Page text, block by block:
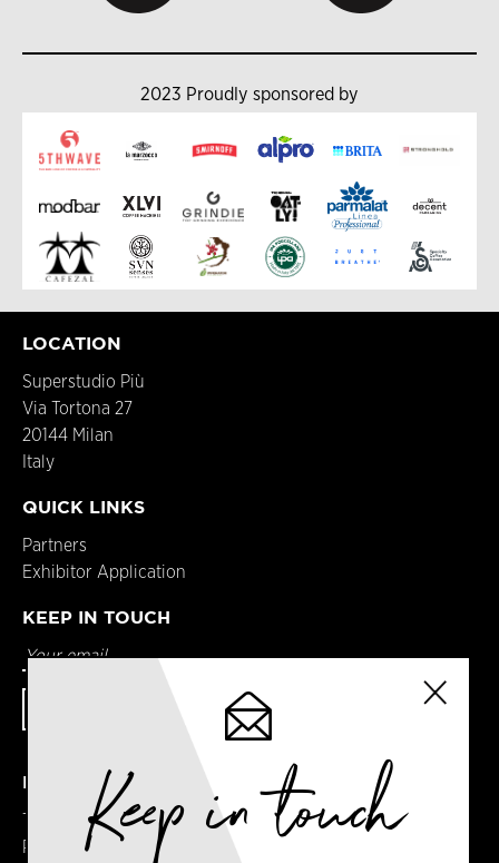
2023 Proudly sponsored by
LOCATION
Superstudio Più
Via Tortona 27
20144 Milan
Italy
QUICK LINKS
Partners
Exhibitor Application
KEEP IN TOUCH
DETAILS
Terms & Conditions
Privacy PolicyKeep in touch